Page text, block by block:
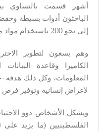
أشهر قسمت بالتساوي
إلى نحو 200 باستخدام مواد محلية أقل كلفة.
وهم يسعون لتطوير
الكاميرا وقاعدة
المعلومات، وكل ذلك هدفه -
لأغراض إنسانية وتوفير
الفلسطينيين (ما يزيد على